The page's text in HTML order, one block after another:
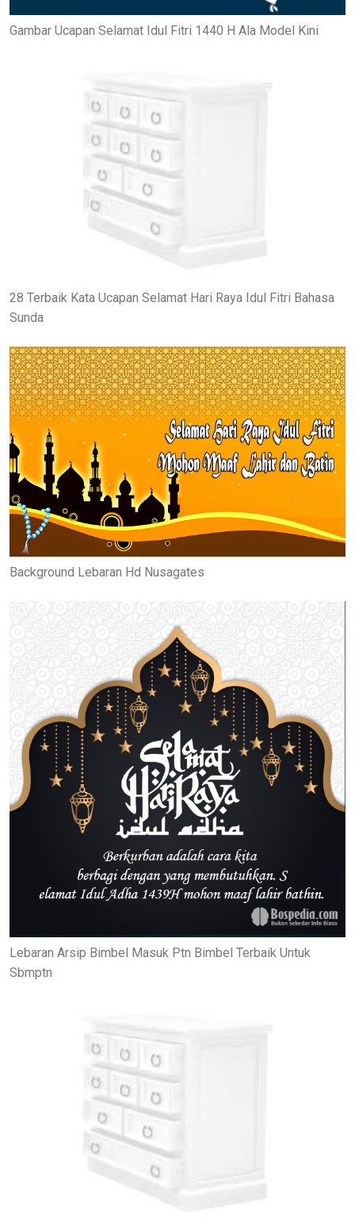
Gambar Ucapan Selamat Idul Fitri 1440 H Ala Model Kini
28 Terbaik Kata Ucapan Selamat Hari Raya Idul Fitri Bahasa
Sunda
Background Lebaran Hd Nusagates
Lebaran Arsip Bimbel Masuk Ptn Bimbel Terbaik Untuk
Sbmptn